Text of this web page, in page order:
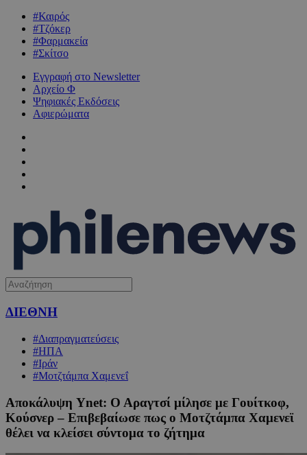
#Καιρός
#Τζόκερ
#Φαρμακεία
#Σκίτσο
Εγγραφή στο Newsletter
Αρχείο Φ
Ψηφιακές Εκδόσεις
Αφιερώματα
ΔΙΕΘΝΗ
#Διαπραγματεύσεις
#ΗΠΑ
#Ιράν
#Μοτζτάμπα Χαμενεΐ
Αποκάλυψη Ynet: Ο Αραγτσί μίλησε με Γουίτκοφ,
Κούσνερ – Επιβεβαίωσε πως ο Μοτζτάμπα Χαμενεϊ
θέλει να κλείσει σύντομα το ζήτημα